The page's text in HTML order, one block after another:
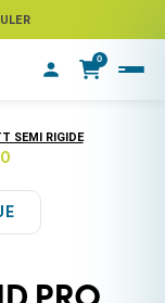
VOL
0
SEMI RIGIDE